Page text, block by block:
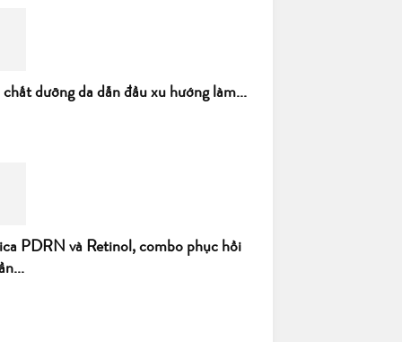
dưỡng da dẫn đầu xu hướng làm...
PDRN và Retinol, combo phục hồi